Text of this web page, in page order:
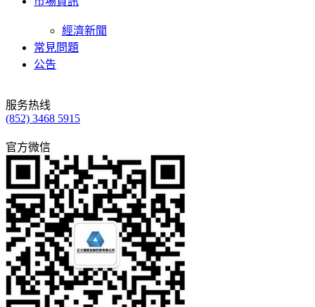
經濟新聞
常見問題
公告
服务热线
(852) 3468 5915
官方微信